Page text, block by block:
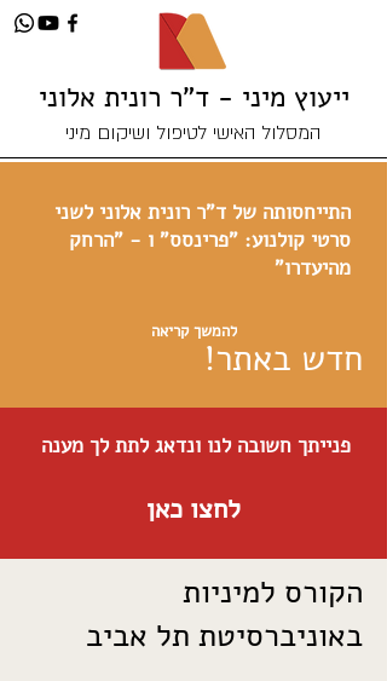
המסלול האישי לטיפול ושיקום מיני
ייעוץ מיני - ד"ר רונית אלוני
התייחסותה של ד"ר רונית אלוני לשני
סרטי קולנוע: "פרינסס" ו - "הרחק
מהיעדרו"
להמשך קריאה
חדש באתר!
פנייתך חשובה לנו ונדאג לתת לך מענה
לחצו כאן
הקורס למיניות
באוניברסיטת תל אביב